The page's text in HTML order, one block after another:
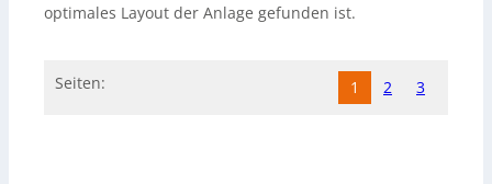
optimales Layout der Anlage gefunden ist.
Seiten: 1 2 3